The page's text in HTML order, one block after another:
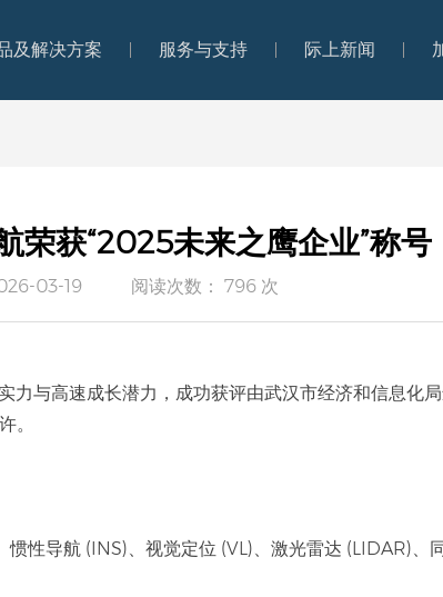
及解决方案 服务与支持 际上新闻
荣获“2025未来之鹰企业”称号
03-19 阅读次数： 796 次
与高速成长潜力，成功获评由武汉市经济和信息化
。
性导航 (INS)、视觉定位 (VL)、激光雷达 (LIDAR)、